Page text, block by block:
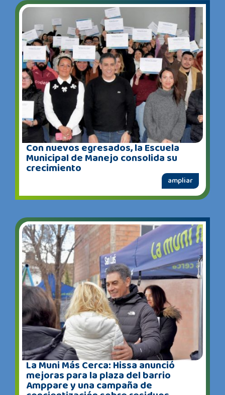
Con nuevos egresados, la Escuela
Municipal de Manejo consolida su
crecimiento
ampliar
La Muni Más Cerca: Hissa anunció
mejoras para la plaza del barrio
Amppare y una campaña de